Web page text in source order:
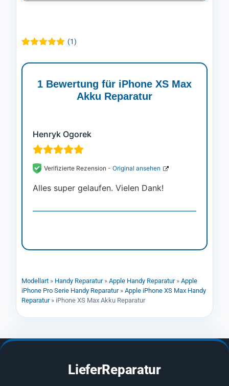
5.00von 5,
basierend
Kundenbewertung
(1)
1 Bewertung für iPhone XS Max
Akku Reparatur
Henryk Ogorek
Verifizierte Rezension - Original ansehen
Alles super gelaufen. Vielen Dank!
Modellart » Handy Reparatur» Apple Handy Reparatur» Apple
iPhone Pro Serie Handy Reparatur» Apple iPhone XS Max Handy
Reparatur» iPhone XS Max Akku Reparatur
LieferReparatur